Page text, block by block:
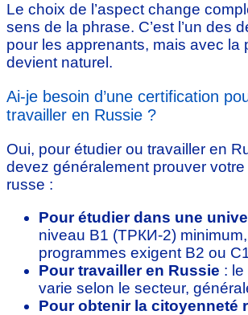
Le choix de l’aspect change
sens de la phrase. C’est l’un des
pour les apprenants, mais avec la
devient naturel.
Ai-je besoin d’une certification
travailler en Russie ?
Oui, pour étudier ou travailler en
devez généralement prouver
russe :
Pour étudier dans une
niveau B1 (ТРКИ-2)
programmes exigent B2 ou
Pour travailler en Russie :
varie selon le secteur,
Pour obtenir la citoyenneté